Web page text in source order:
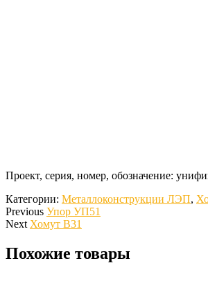
Проект, серия, номер, обозначение:
Категории: Металлоконструкции ЛЭП,
Previous Упор УП51
Next Хомут В31
Похожие товары